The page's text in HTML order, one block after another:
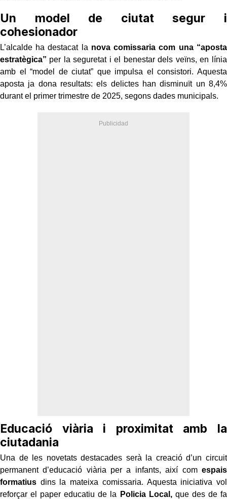
Un model de ciutat segur i
cohesionador
L’alcalde ha destacat la nova comissaria com una “aposta
estratègica” per la seguretat i el benestar dels veïns, en línia
amb el “model de ciutat” que impulsa el consistori. Aquesta
aposta ja dona resultats: els delictes han disminuït un 8,4%
durant el primer trimestre de 2025, segons dades municipals.
Educació viària i proximitat amb la
ciutadania
Una de les novetats destacades serà la creació d’un circuit
permanent d’educació viària per a infants, així com espais
formatius dins la mateixa comissaria. Aquesta iniciativa vol
reforçar el paper educatiu de la
Policia Local,que des de fa